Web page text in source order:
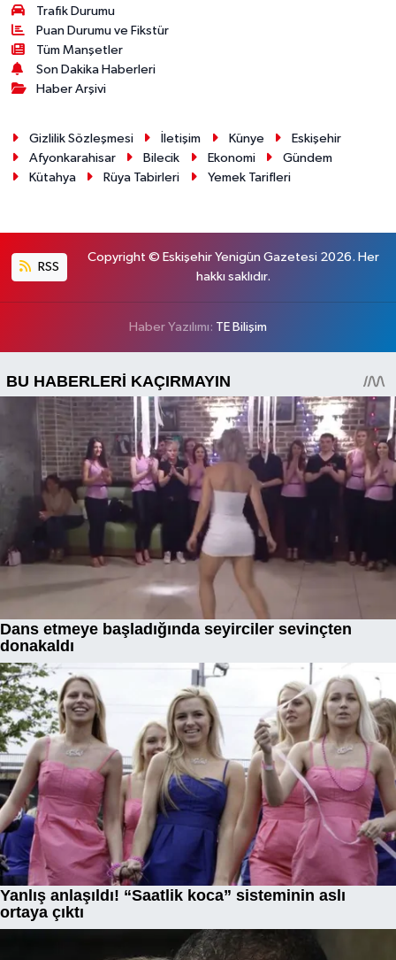
Trafik Durumu
Puan Durumu ve Fikstür
Tüm Manşetler
Son Dakika Haberleri
Haber Arşivi
Gizlilik Sözleşmesi İletişim Künye
Eskişehir
Afyonkarahisar
Bilecik Ekonomi
Gündem
Kütahya
Rüya Tabirleri Yemek Tarifleri
RSS
Copyright © Eskişehir Yenigün Gazetesi 2026. Her
hakkı saklıdır.
Haber Yazılımı: TE Bilişim